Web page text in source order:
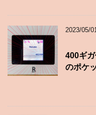
2023/05/
400ギ
のポケ